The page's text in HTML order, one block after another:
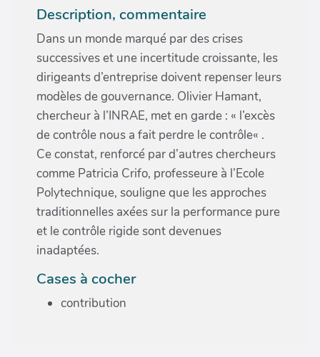
Description, commentaire
Dans un monde marqué par des crises
successives et une incertitude croissante, les
dirigeants d’entreprise doivent repenser leurs
modèles de gouvernance. Olivier Hamant,
chercheur à l’INRAE, met en garde : « l’excès
de contrôle nous a fait perdre le contrôle« .
Ce constat, renforcé par d’autres chercheurs
comme Patricia Crifo, professeure à l’Ecole
Polytechnique, souligne que les approches
traditionnelles axées sur la performance pure
et le contrôle rigide sont devenues
inadaptées.
Cases à cocher
contribution